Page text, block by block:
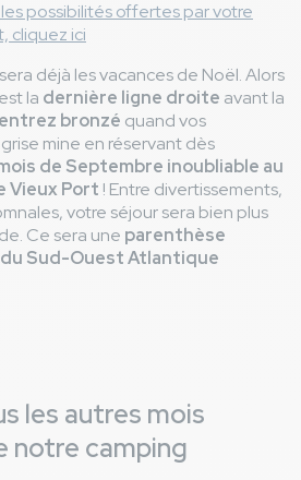
possibilités offertes par votre
cliquez ici
déjà les vacances de Noël. Alors
la dernière ligne droite avant la
bronzé quand vos
mine en réservant dès
de Septembre inoubliable au
Vieux Port ! Entre divertissements,
votre séjour sera bien plus
Ce sera une parenthèse
Sud-Ouest Atlantique
les autres mois
notre camping